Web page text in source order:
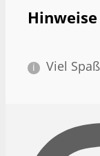
Hinweise
Viel